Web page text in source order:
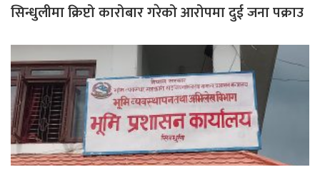
सिन्धुलीमा क्रिप्टो कारोबार गरेको आरोपमा दुई जना पक्राउ